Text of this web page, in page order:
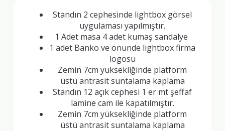
Standın 2 cephesinde lightbox görsel
uygulaması yapılmıştır.
1 Adet masa 4 adet kumaş sandalye
1 adet Banko ve önünde lightbox firma
logosu
Zemin 7cm yüksekliğinde platform
üstü antrasit suntalama kaplama
Standın 12 açık cephesi 1 er mt şeffaf
lamine cam ile kapatılmıştır.
Zemin 7cm yüksekliğinde platform
üstü antrasit suntalama kaplama